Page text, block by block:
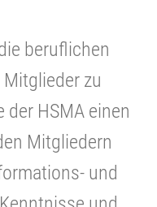
beruflichen
zu
HSMA einen
Mitgliedern
und